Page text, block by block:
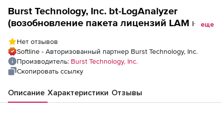
Burst Technology, Inc. bt-LogAnalyzer
(возобновление пакета лицензий LAM на 3
еще
Нет отзывов
Softline - Авторизованный партнер Burst Technology, Inc.
Производитель: Burst Technology, Inc.
Скопировать ссылку
Описание Характеристики Отзывы